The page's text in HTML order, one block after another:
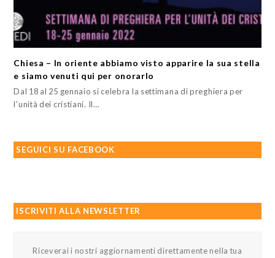
Chiesa – In oriente abbiamo visto apparire la sua stella
e siamo venuti qui per onorarlo
Dal 18 al 25 gennaio si celebra la settimana di preghiera per
l'unità dei cristiani. Il…
SEGUICI SU FACEBOOK
ISCRIVITI ALLA NEWSLETTER
Riceverai i nostri aggiornamenti direttamente nella tua